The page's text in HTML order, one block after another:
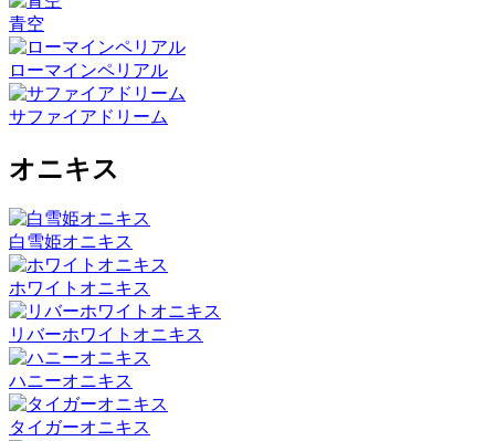
青空
ローマインペリアル
サファイアドリーム
オニキス
白雪姫オニキス
ホワイトオニキス
リバーホワイトオニキス
ハニーオニキス
タイガーオニキス